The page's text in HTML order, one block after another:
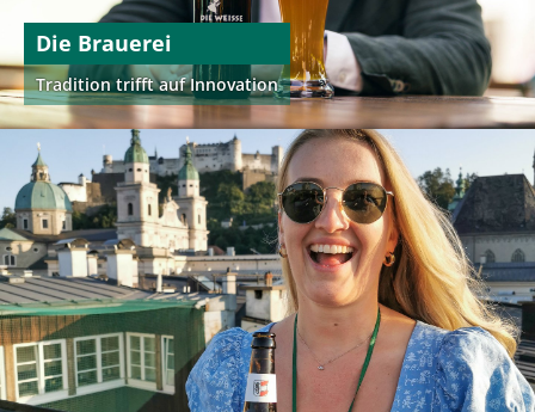
Die Brauerei
Tradition trifft auf Innovation